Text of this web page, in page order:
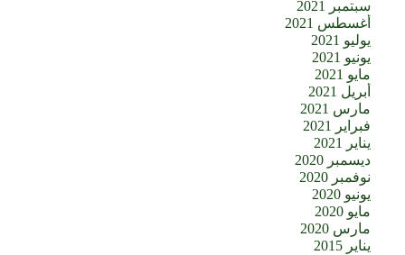
سبتمبر 2021
أغسطس 2021
يوليو 2021
يونيو 2021
مايو 2021
أبريل 2021
مارس 2021
فبراير 2021
يناير 2021
ديسمبر 2020
نوفمبر 2020
يونيو 2020
مايو 2020
مارس 2020
يناير 2015